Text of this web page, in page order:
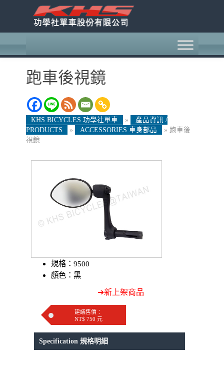
跑車後視鏡
KHS BICYCLES 功學社單車 »
產品資訊 /
PRODUCTS
» ACCESSORIES 車身部品 » 跑車後
視鏡
規格：9500
顏色：黑
➔新上架商品
建議售價：
NT$ 750 元
Specification 規格明細